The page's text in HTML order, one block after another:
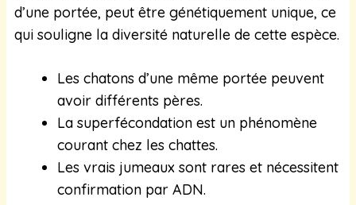
d’une portée, peut être génétiquement unique, ce
qui souligne la diversité naturelle de cette espèce.
Les chatons d’une même portée peuvent
avoir différents pères.
La superfécondation est un phénomène
courant chez les chattes.
Les vrais jumeaux sont rares et nécessitent
confirmation par ADN.